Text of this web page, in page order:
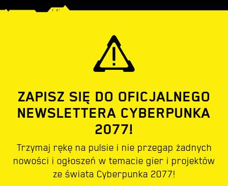
ZAPISZ SIĘ DO OFICJALNEGO
NEWSLETTERA CYBERPUNKA
2077!
Trzymaj rękę na pulsie i nie przegap żadnych
nowości i ogłoszeń w temacie gier i projektów
ze świata Cyberpunka 2077!